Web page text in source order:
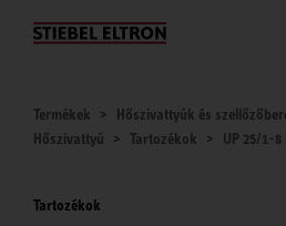
Hírek
Termékek
Hőszivattyúk és
Hőszivattyú
Tartozékok UP 25/1-8
Tartozékok